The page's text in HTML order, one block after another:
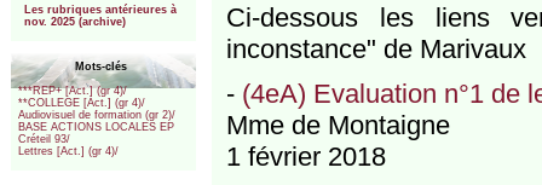
Les rubriques antérieures à
nov. 2025 (archive)
Mots-clés
***REP+ [Act.] (gr 4)/
**COLLEGE [Act.] (gr 4)/
Audiovisuel de formation (gr 2)/
BASE ACTIONS LOCALES EP
Créteil 93/
Lettres [Act.] (gr 4)/
Ci-dessous les liens
inconstance" de Marivaux
- (4eA) Evaluation n°1 de
Mme de Montaigne
1 février 2018